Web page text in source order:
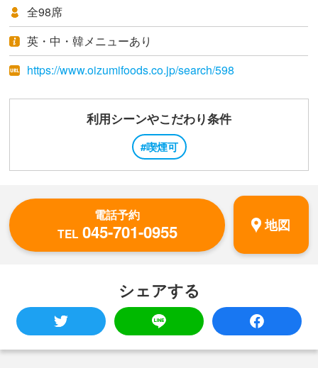
全98席
英・中・韓メニューあり
https://www.oizumifoods.co.jp/search/598
利用シーンやこだわり条件
#喫煙可
電話予約
TEL 045-701-0955 地図
シェアする